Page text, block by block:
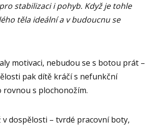
stabilizaci i pohyb. Když je tohle
těla ideální a v budoucnu se
motivaci, nebudou se s botou prát –
pak dítě kráčí s nefunkční
s plochonožím.
dospělosti – tvrdé pracovní boty,